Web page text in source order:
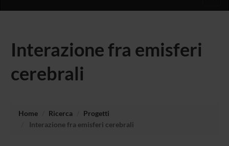
Interazione fra emisferi
cerebrali
Home Ricerca
Progetti
Interazione fra emisferi cerebrali